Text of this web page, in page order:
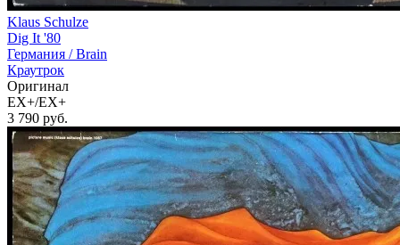
Klaus Schulze
Dig It '80
Германия /Brain
Краутрок
Оригинал
EX+/EX+
3 790 руб.